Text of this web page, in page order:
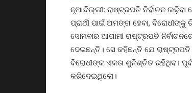
ନୂଆଦିଲ୍ଲୀ: ରାଷ୍ଟ୍ରପତି ନିର୍ବାଚନ ଲଢ଼ିବା
ପ୍ରାର୍ଥୀ ପାଇଁ ଅମଙ୍ଗ ହେବା,
ସୋମବାର ଆଗାମୀ ରାଷ୍ଟ୍ରପତି
ଦେଇଛନ୍ତି। ସେ କହିଛନ୍ତି ଯେ ରାଷ୍ଟ୍ରପତି
ବିରୋଧୀଙ୍କ ଏକତା ଶୁନିଶ୍ଚିତ ରହିଥିବ।
କରିଦେଇଥିଲୋ।